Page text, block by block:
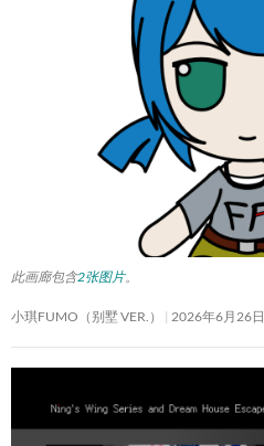
此画廊包含2张图片。
小琪FUMO（别墅 VER.） 2026年6月26日